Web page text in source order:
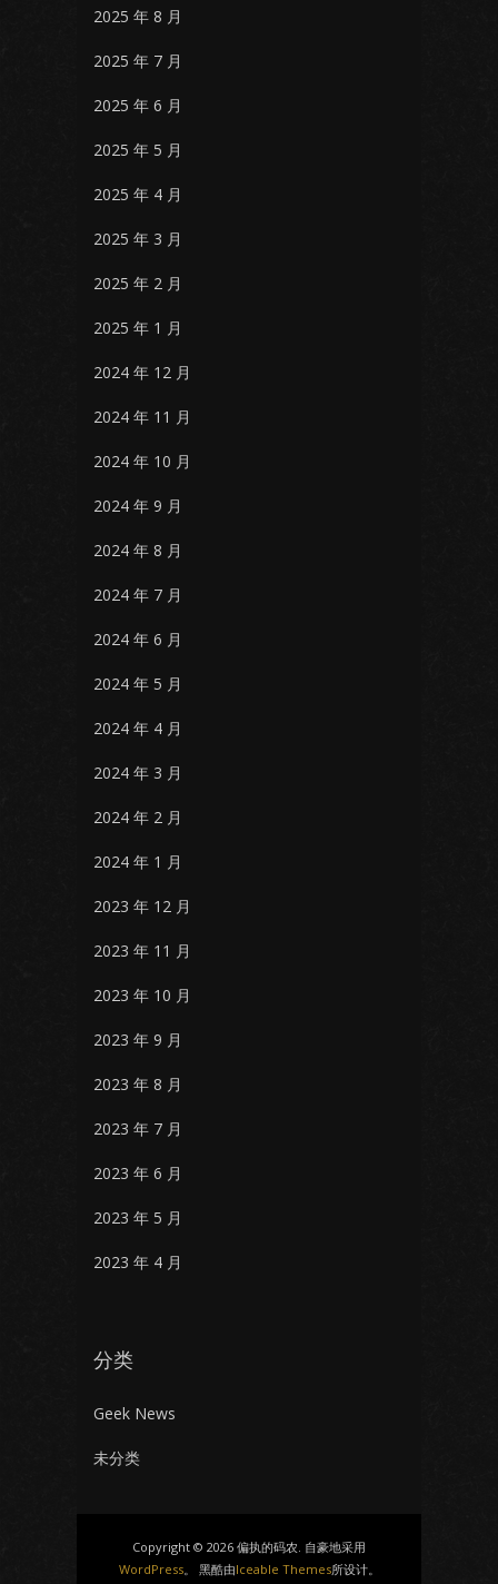
2025 年 8 月
2025 年 7 月
2025 年 6 月
2025 年 5 月
2025 年 4 月
2025 年 3 月
2025 年 2 月
2025 年 1 月
2024 年 12 月
2024 年 11 月
2024 年 10 月
2024 年 9 月
2024 年 8 月
2024 年 7 月
2024 年 6 月
2024 年 5 月
2024 年 4 月
2024 年 3 月
2024 年 2 月
2024 年 1 月
2023 年 12 月
2023 年 11 月
2023 年 10 月
2023 年 9 月
2023 年 8 月
2023 年 7 月
2023 年 6 月
2023 年 5 月
2023 年 4 月
分类
Geek News
未分类
Copyright © 2026 偏执的码农. 自豪地采用
WordPress。 黑酷由Iceable Themes所设计。